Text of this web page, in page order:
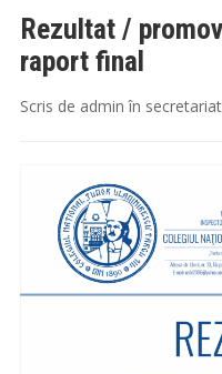
Rezultat /
raport final
Scris de admin în secretariat